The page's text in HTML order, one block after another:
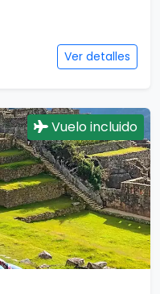
Ver detalles
Vuelo incluido